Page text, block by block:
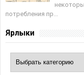
потребления пр...
Ярлыки